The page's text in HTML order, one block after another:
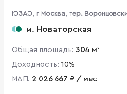
ЮЗАО, г Москва, тер.
м. Новаторская
Общая площадь: 304 м²
Доходность: 10%
МАП: 2 026 667 ₽ / мес